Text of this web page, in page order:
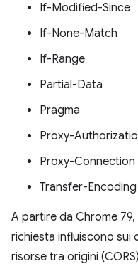
If-Modified-Since
If-None-Match
If-Range
Partial-Data
Pragma
Proxy-
Proxy-Connection
Transfer-Encoding
A partire da Chrome
richiesta influiscono sui
risorse tra origini